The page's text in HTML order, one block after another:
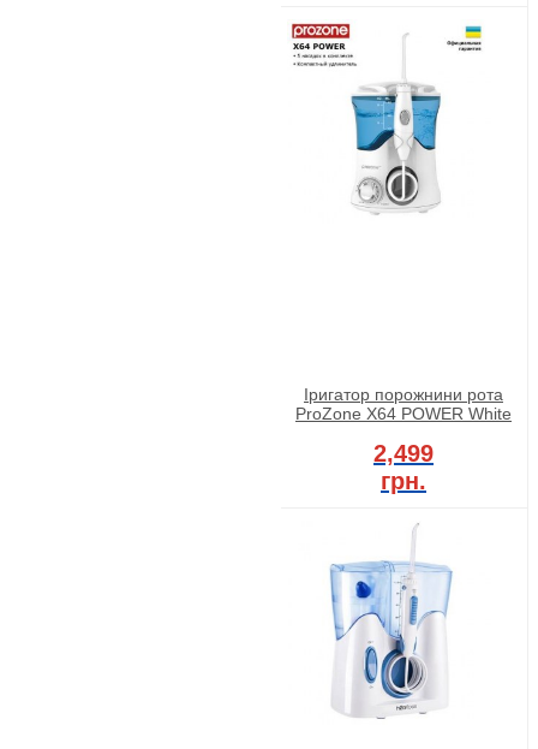
Іригатор порожнини рота
ProZone X64 POWER White
2,499
грн.